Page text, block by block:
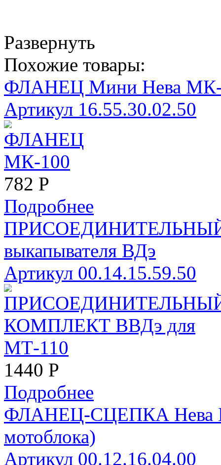
Развернуть
Похожие товары:
ФЛАНЕЦ Мини Нева
Артикул 16.55.30.02.50
782 Р
Подробнее
выкапывателя ВДэ
Артикул 00.14.15.59.50
1440 Р
Подробнее
ФЛАНЕЦ-СЦЕПКА Нева
мотоблока)
Артикул 00.12.16.04.00